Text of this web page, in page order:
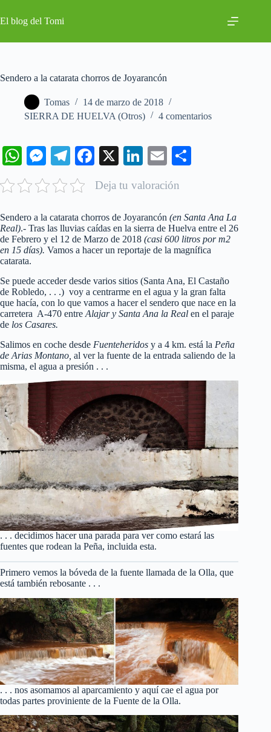
al
contenido
El blog del Tomi
Sendero a la catarata chorros de Joyarancón
Tomas
14 de marzo de 2018
SIERRA DE HUELVA (Otros)
4 comentarios
W
ha
ts
A
pp
M
es
se
ng
er
Te
le
gr
a
m
Fa
bo
ok
X
Li
ed
In
E
ail
pa
rti
r
Deja tu valoración
Sendero a la catarata chorros de Joyarancón (en Santa Ana La
Real).- Tras las lluvias caídas en la sierra de Huelva entre el 26
de Febrero y el 12 de Marzo de 2018 (casi 600 litros por m2
en 15 días). Vamos a hacer un reportaje de la magnífica
catarata.
Se puede acceder desde varios sitios (Santa Ana, El Castaño
de Robledo, . . .) voy a centrarme en el agua y la gran falta
que hacía, con lo que vamos a hacer el sendero que nace en la
carretera A-470 entre Alajar y Santa Ana la Real en el paraje
de los Casares.
Salimos en coche desde Fuenteheridos y a 4 km. está la Peña
de Arias Montano, al ver la fuente de la entrada saliendo de la
misma, el agua a presión . . .
. . . decidimos hacer una parada para ver como estará las
fuentes que rodean la Peña, incluida esta.
Primero vemos la bóveda de la fuente llamada de la Olla, que
está también rebosante . . .
. . . nos asomamos al aparcamiento y aquí cae el agua por
todas partes proviniente de la Fuente de la Olla.